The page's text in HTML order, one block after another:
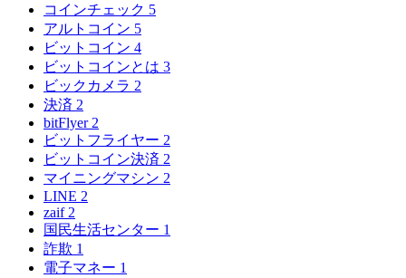
コインチェック 5
アルトコイン 5
ビットコイン 4
ビットコインとは 3
ビックカメラ 2
決済 2
bitFlyer 2
ビットフライヤー 2
ビットコイン決済 2
マイニングマシン 2
LINE 2
zaif 2
国民生活センター 1
詐欺 1
電子マネー 1